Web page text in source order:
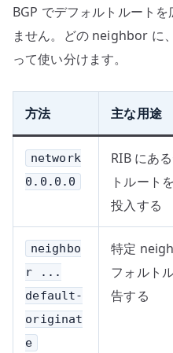
BGP でデフォルトルート
ません。どの neighbor に
って使い分けます。
方法 主な用途
network
0.0.0.0
RIB にあ
トルート
投入する
neighbo
r ...
default-
originat
e
特定
フォルト
告する